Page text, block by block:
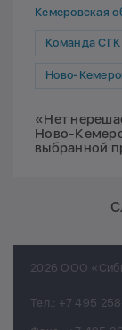
Кемеровская
Команда СГК
Ново-
«Нет
Ново-
выбранной
2026 ООО
Тел.: +7 495